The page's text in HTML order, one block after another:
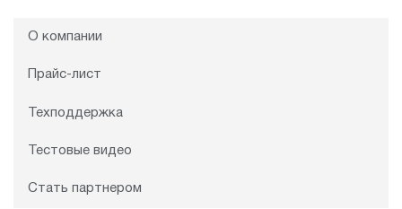
О компании
Прайс-лист
Техподдержка
Тестовые видео
Стать партнером